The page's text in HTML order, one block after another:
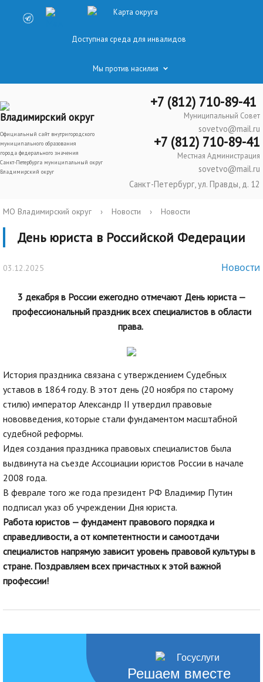
Карта округа
Доступная среда для инвалидов
Мы против насилия
Владимирский округ
Официальный сайт внутригородского
муниципального образования
города федерального значения
Санкт-Петербурга муниципальный округ
Владимирский округ
+7 (812) 710-89-41
Муниципальный Совет
sovetvo@mail.ru
+7 (812) 710-89-41
Местная Администрация
sovetvo@mail.ru
Санкт-Петербург, ул. Правды, д. 12
МО Владимирский округ › Новости › Новости
День юриста в Российской Федерации
03.12.2025 Новости
3 декабря в России ежегодно отмечают День юриста —
профессиональный праздник всех специалистов в области
права.
История праздника связана с утверждением Судебных
уставов в 1864 году. В этот день (20 ноября по старому
стилю) император Александр II утвердил правовые
нововведения, которые стали фундаментом масштабной
судебной реформы.
Идея создания праздника правовых специалистов была
выдвинута на съезде Ассоциации юристов России в начале
2008 года.
В феврале того же года президент РФ Владимир Путин
подписал указ об учреждении Дня юриста.
Работа юристов — фундамент правового порядка и
справедливости, а от компетентности и самоотдачи
специалистов напрямую зависит уровень правовой культуры в
стране. Поздравляем всех причастных к этой важной
профессии!
Решаем вместе